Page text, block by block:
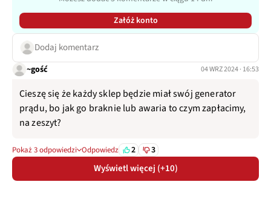
Załóż konto
Dodaj komentarz
~gość 04 WRZ 2024 · 16:53
Cieszę się że każdy sklep będzie miał swój generator
prądu, bo jak go braknie lub awaria to czym zapłacimy,
na zeszyt?
Pokaż 3 odpowiedzi Odpowiedz 2 3
Wyświetl więcej (+10)